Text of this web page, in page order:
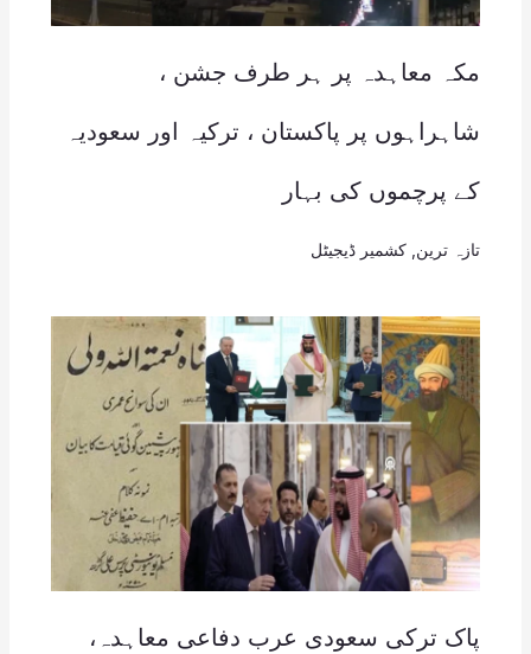
مکہ معاہدہ پر ہر طرف جشن ،
شاہراہوں پر پاکستان ، ترکیہ اور سعودیہ
کے پرچموں کی بہار
تازہ ترین کشمیر ڈیجیٹل
پاک ترکی سعودی عرب دفاعی معاہدہ،